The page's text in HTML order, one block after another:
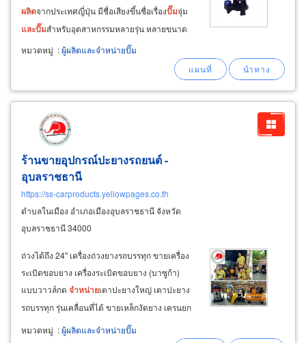
ผลิตจากประเทศญี่ปุ่น มีชื่อเสียงขึ้นชื่อเรื่องปั๊มจุ่ม
และปั๊มสำหรับอุตสาหกรรมหลายรุ่น หลายขนาด
ราคาดีที่สุดเมื่อพิจารณาร่วมกับจากทีมช่างมือ
หมวดหมู่ :ผู้ผลิตและจำหน่ายปั๊ม
ร้านขายอุปกรณ์ปะยางรถยนต์ -
อุบลราชธานี
https://ss-carproducts.yellowpages.co.th
ตำบลในเมือง อำเภอเมืองอุบลราชธานี จังหวัด
อุบลราชธานี 34000
ถ่วงได้ถึง 24" เครื่องถ่วงยางรถบรรทุก ขายเครื่อง
ระเบิดขอบยาง เครื่องระเบิดขอบยาง (บาซูก้า)
แบบวาวล์กด จำหน่ายเตาปะยางใหญ่ เตาปะยาง
รถบรรทุก รุ่นเคลื่อนที่ได้ ขายเหล็กงัดยาง เครนยก
จำหน่าย หัวเติมลมแบบมีเกจ
หมวดหมู่ :ผู้ผลิตและจำหน่ายปั๊ม